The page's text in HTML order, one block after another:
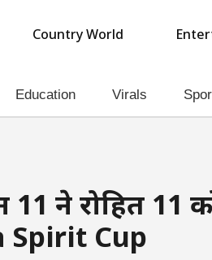
Country World
Education Virals
ने रोहित 11
Spirit Cup